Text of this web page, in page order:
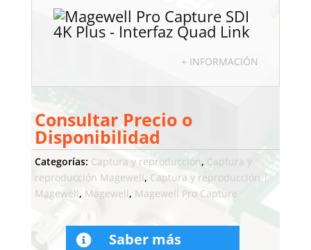
+ INFORMACIÓN
Consultar Precio o
Disponibilidad
Categorías: Captura y reproducción, Captura y
reproducción Magewell, Captura y reproducción |
Magewell, Magewell, Magewell Pro Capture
 Saber más